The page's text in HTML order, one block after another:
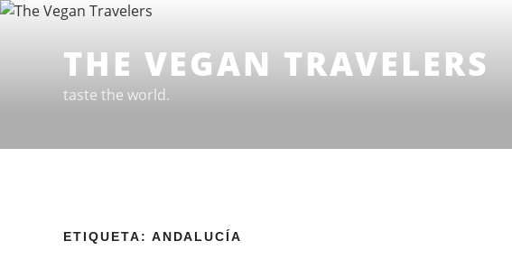
Ir
contenidoTHE VEGAN TRAVELERS
taste the world.
ETIQUETA: ANDALUCÍA